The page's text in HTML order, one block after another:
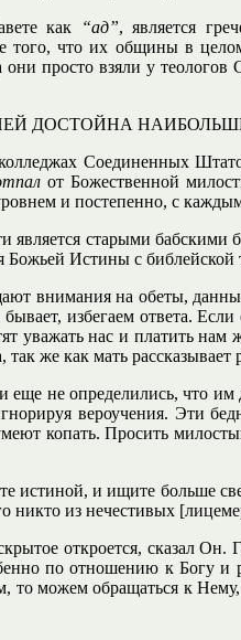
как
“ад”, является
того, что их общины в
просто взяли у теологов
ДОСТОЙНА
Соединенных
от Божественной
и постепенно, с
старыми
Истины с библейской
внимания на обеты,
избегаем ответа.
уважать нас и платить
же как мать
еще не определились, что
вероучения. Эти
копать. Просить
истиной, и ищите больше
никто из нечестивых
откроется, сказал
по отношению к Богу и
можем обращаться к